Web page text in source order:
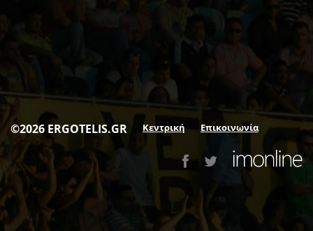
©2026 ERGOTELIS.GR Κεντρική Επικοινωνία